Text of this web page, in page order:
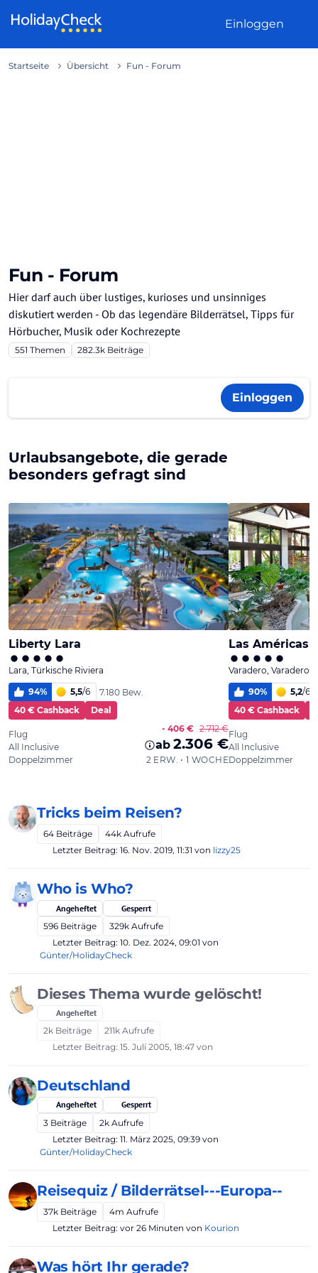
Einloggen
Startseite Übersicht Fun - Forum
Fun - Forum
Hier darf auch über lustiges, kurioses und unsinniges
diskutiert werden - Ob das legendäre Bilderrätsel, Tipps für
Hörbucher, Musik oder Kochrezepte
551 Themen 282.3k Beiträge
Einloggen
Tricks beim Reisen?
64 Beiträge 44k Aufrufe
Letzter Beitrag: 16. Nov. 2019, 11:31 von lizzy25
Who is Who?
Angeheftet
Gesperrt
596 Beiträge 329k Aufrufe
Letzter Beitrag: 10. Dez. 2024, 09:01 von
Günter/HolidayCheck
Dieses Thema wurde gelöscht!
Angeheftet
2k Beiträge 211k Aufrufe
Letzter Beitrag: 15. Juli 2005, 18:47 von
Deutschland
Angeheftet
Gesperrt
3 Beiträge 2k Aufrufe
Letzter Beitrag: 11. März 2025, 09:39 von
Günter/HolidayCheck
Reisequiz / Bilderrätsel---Europa--
37k Beiträge 4m Aufrufe
Letzter Beitrag: vor 26 Minuten von Kourion
Was hört Ihr gerade?